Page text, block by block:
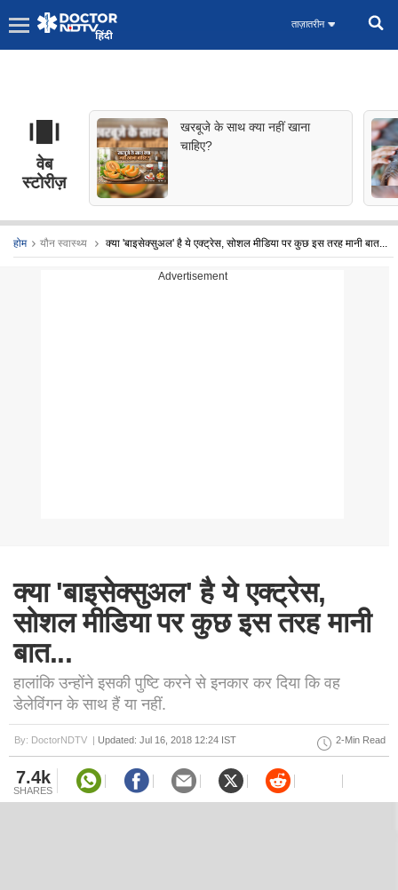
ताज़ातरीन
वेब
स्टोरीज़
खरबूजे के साथ क्या नहीं खाना
चाहिए?
होम यौन स्वास्थ्य क्या 'बाइसेक्सुअल' है ये एक्ट्रेस, सोशल मीडिया पर कुछ इस तरह मानी बात...
Advertisement
क्या 'बाइसेक्सुअल' है ये एक्ट्रेस,
सोशल मीडिया पर कुछ इस तरह मानी
बात...
हालांकि उन्होंने इसकी पुष्टि करने से इनकार कर दिया कि वह
डेलेविंगन के साथ हैं या नहीं.
By: DoctorNDTV | Updated: Jul 16, 2018 12:24 IST 2-Min Read
7.4k
SHARES